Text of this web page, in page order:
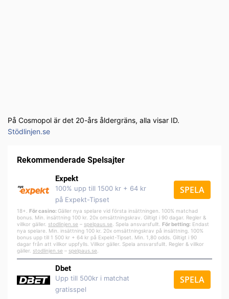
På Cosmopol är det 20-års åldergräns, alla visar ID.
Stödlinjen.se
Rekommenderade Spelsajter
Expekt
100% upp till 1500 kr + 64 kr
på Expekt-Tipset
SPELA
18+. För casino: Gäller nya spelare vid första insättningen. 100% matchad
bonus. Min. insättning 100 kr. 20x omsättningskrav. Giltigt i 90 dagar. Regler &
villkor gäller. stodlinjen.se – spelpaus.se . Spela ansvarsfullt. För betting: Endast
nya spelare. Min. insättning 100 kr. 20x omsättningskrav på insättning. 100%
bonus upp till 1 500 kr + 64 kr på Expekt-Tipset. Min. 1,80 odds. Giltigt i 90
dagar från att villkor uppfylls. Villkor gäller. Spela ansvarsfullt. Regler & villkor
gäller. stodlinjen.se – spelpaus.se
Dbet
Upp till 500kr i matchat
gratisspel
SPELA